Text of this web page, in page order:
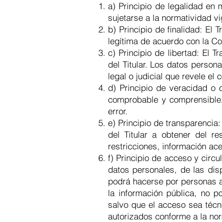
a) Principio de legalidad en
sujetarse a la normatividad
b) Principio de finalidad: El
legítima de acuerdo con la
c) Principio de libertad: El
del Titular. Los datos
legal o judicial que revele el
d) Principio de veracidad o
comprobable y
error.
e) Principio de
del Titular a obtener del
restricciones, información
f) Principio de acceso y
datos personales, de las
podrá hacerse por personas
la información pública, no
salvo que el acceso sea
autorizados conforme a la